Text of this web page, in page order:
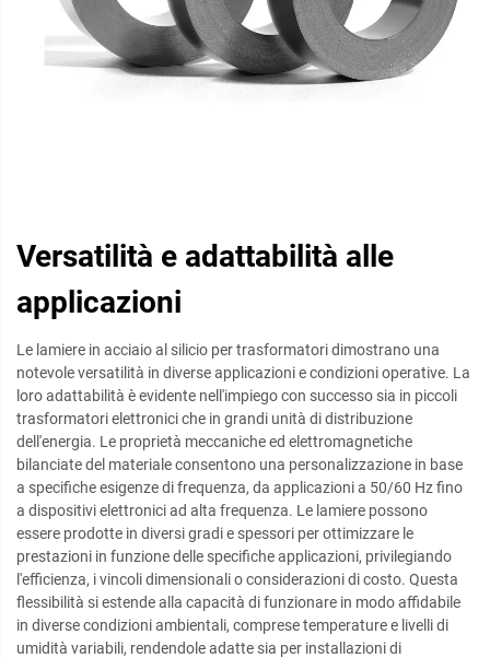
Versatilità e adattabilità alle
applicazioni
Le lamiere in acciaio al silicio per trasformatori dimostrano una
notevole versatilità in diverse applicazioni e condizioni operative. La
loro adattabilità è evidente nell'impiego con successo sia in piccoli
trasformatori elettronici che in grandi unità di distribuzione
dell'energia. Le proprietà meccaniche ed elettromagnetiche
bilanciate del materiale consentono una personalizzazione in base
a specifiche esigenze di frequenza, da applicazioni a 50/60 Hz fino
a dispositivi elettronici ad alta frequenza. Le lamiere possono
essere prodotte in diversi gradi e spessori per ottimizzare le
prestazioni in funzione delle specifiche applicazioni, privilegiando
l'efficienza, i vincoli dimensionali o considerazioni di costo. Questa
flessibilità si estende alla capacità di funzionare in modo affidabile
in diverse condizioni ambientali, comprese temperature e livelli di
umidità variabili, rendendole adatte sia per installazioni di